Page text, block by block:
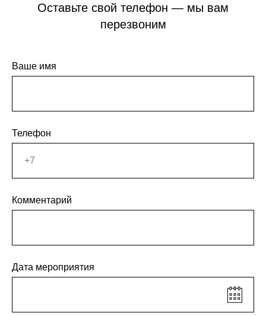
Оставьте свой телефон — мы вам
перезвоним
Ваше имя
Телефон
Комментарий
Дата мероприятия